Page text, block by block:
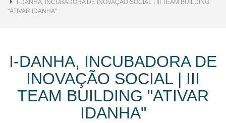
I-DANHA, INCUBADORA DE INOVAÇÃO SOCIAL | III TEAM BUILDING
"ATIVAR IDANHA"
I-DANHA, INCUBADORA DE
INOVAÇÃO SOCIAL | III
TEAM BUILDING "ATIVAR
IDANHA"